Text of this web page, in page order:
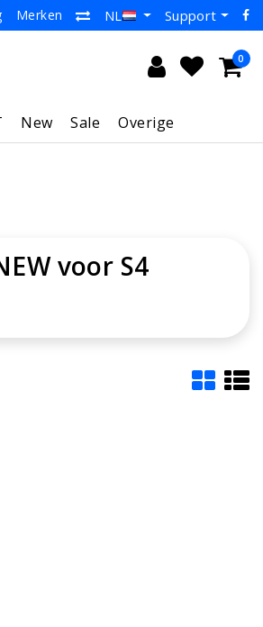
Merken NL Support
0
New Sale Overige
voor S4